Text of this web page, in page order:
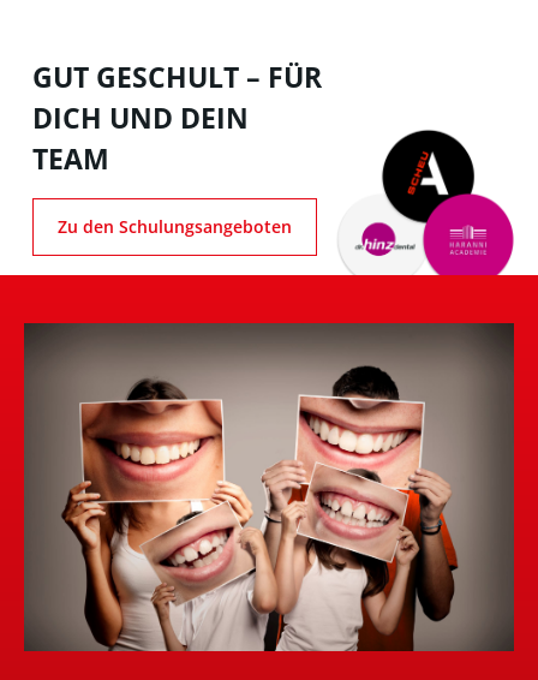
GUT GESCHULT – FÜR
DICH UND DEIN
TEAM
Zu den Schulungsangeboten